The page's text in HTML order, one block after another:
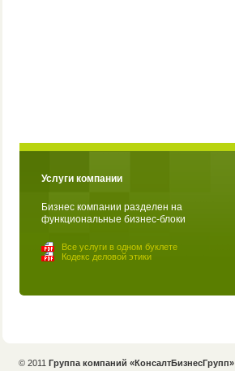
Услуги компании
Бизнес компании разделен на
функциональные бизнес-блоки
Все услуги в одном буклете
Кодекс деловой этики
© 2011 Группа компаний «КонсалтБизнесГрупп»